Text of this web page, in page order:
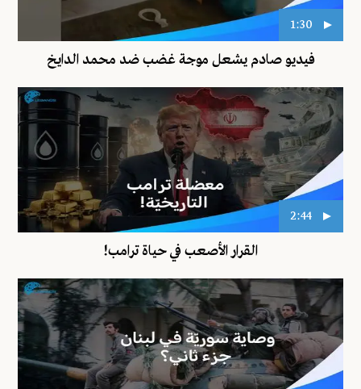
1:30
فيديو صادم يشعل موجة غضب ضد محمد الدايخ
2:44
القرار الأصعب في حياة ترامب!